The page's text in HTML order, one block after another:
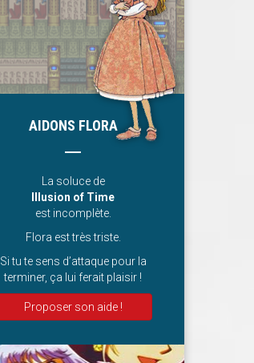
AIDONS FLORA
La soluce de
Illusion of Time
est incomplète.
Flora est très triste.
Si tu te sens d’attaque pour la
terminer, ça lui ferait plaisir !
Proposer son aide !